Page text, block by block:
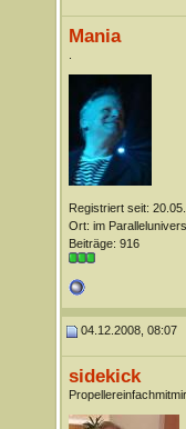
Mania
Registriert seit:
Ort: im
Beiträge: 916
04.12.2008, 08:07
sidekick
Propellereinfachmitmir